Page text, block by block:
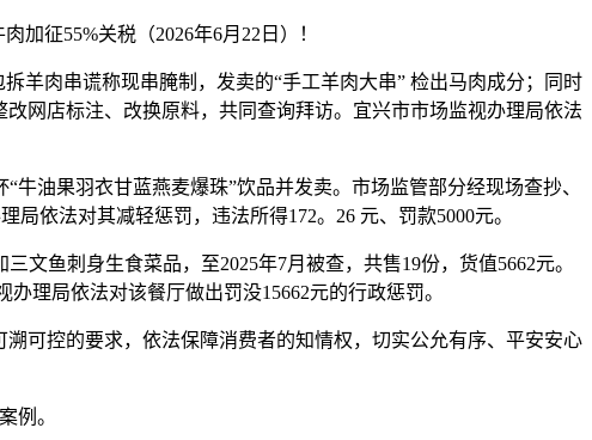
征55%关税（2026年6月22日）！
肉串谎称现串腌制，发卖的“手工羊肉大串” 检出马肉成分；同时
网店标注、改换原料，共同查询拜访。宜兴市市场监视办理局依法
油果羽衣甘蓝燕麦爆珠”饮品并发卖。市场监管部分经现场查抄、
依法对其减轻惩罚，违法所得172。26 元、罚款5000元。
鱼刺身生食菜品，至2025年7月被查，共售19份，货值5662元。
理局依法对该餐厅做出罚没15662元的行政惩罚。
可控的要求，依法保障消费者的知情权，切实公允有序、平安安心
例。